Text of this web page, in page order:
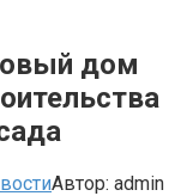
дом
Автор: admin